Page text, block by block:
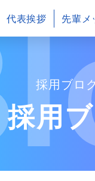
代表挨拶 先輩メ
採用ブロ
採用